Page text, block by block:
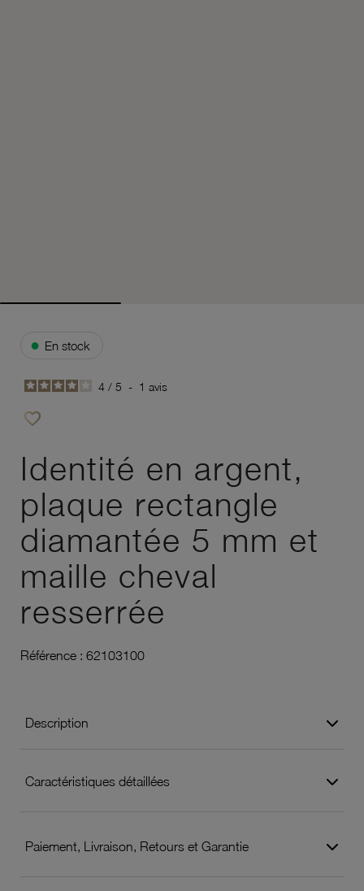
● En stock
4 / 5 - 1 avis
favorite_border
Identité en argent,
plaque rectangle
diamantée 5 mm et
maille cheval
resserrée
Référence : 62103100
Description
Caractéristiques détaillées
Paiement, Livraison, Retours et Garantie